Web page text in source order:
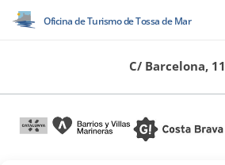
Oficina de Turismo de Tossa de Mar
C/ Barcelona, 11